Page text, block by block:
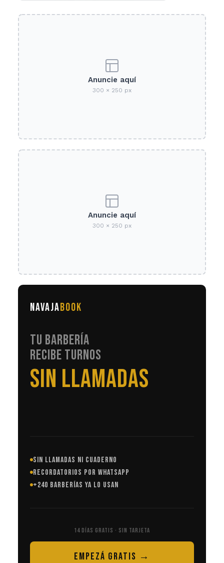
Anuncie aquí
300 × 250 px
Anuncie aquí
300 × 250 px
NAVAJABOOK
TU BARBERÍA
RECIBE TURNOS
EN AUTOMÁTICO
SIN LLAMADAS NI CUADERNO
RECORDATORIOS POR WHATSAPP
+240 BARBERÍAS YA LO USAN
14 DÍAS GRATIS · SIN TARJETA
EMPEZÁ GRATIS →